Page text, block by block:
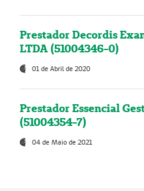
Prestador Decordis
LTDA (51004346-0)
01 de Abril de 2020
Prestador Essencial
(51004354-7)
04 de Maio de 2021